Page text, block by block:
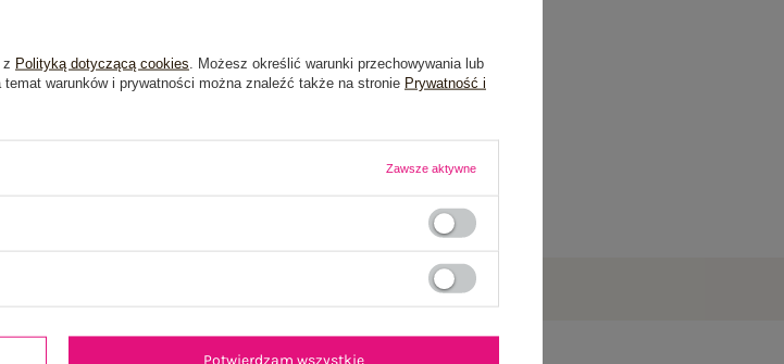
z Polityką dotyczącą cookies . Możesz określić warunki przechowywania lub
warunków i prywatności można znaleźć także na stronie Prywatność i
Zawsze aktywne
Potwierdzam wszystkie